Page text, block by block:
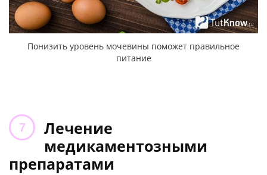
Понизить уровень мочевины поможет правильное
питание
Лечение
медикаментозными
препаратами